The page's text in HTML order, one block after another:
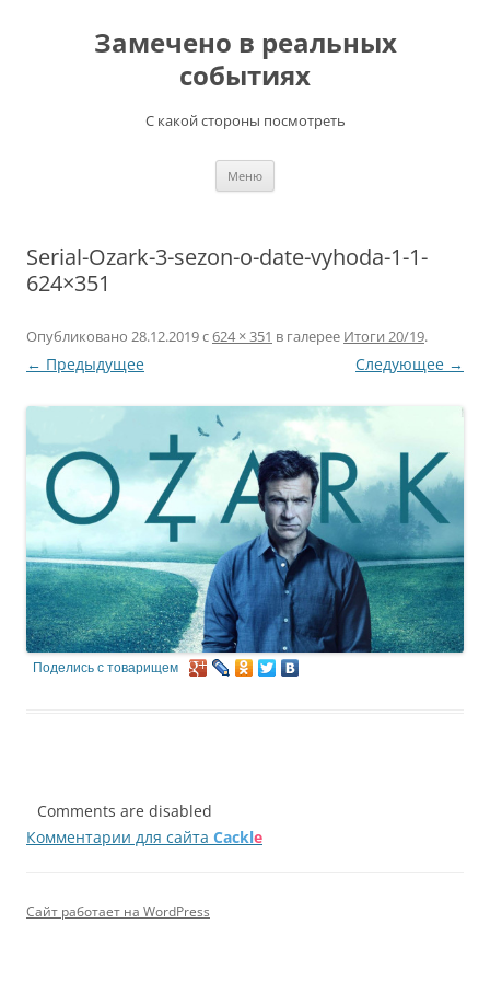
содержимомуЗамечено в реальных
событиях
С какой стороны посмотреть
Меню
Serial-Ozark-3-sezon-o-date-vyhoda-1-1-
624×351
Опубликовано 28.12.2019с624 × 351 в галерее Итоги 20/19.
← Предыдущее Следующее →
Поделись с товарищем
Comments are disabled
Комментарии для сайта Cackle
Сайт работает на WordPress